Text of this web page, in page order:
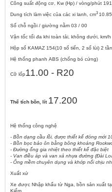
Công suất động cơ, Kw (Hp) / vòng/phút
Dung tích làm việc của các xi lanh, cm3
Số chỗ ngồi / giường nằm 03 / 00
Vận tốc tối đa khi toàn tải, không dưới, km/h
Hộp số KAMAZ 154(10 số tiến, 2 số lùi) 2
Hệ thống phanh ABS (chống bó cứng)
Cỡ lốp11.00 - R20
Thể tích bồn, lít 17.200
Hệ thống công nghệ
- Bồn dạng cầu lồi, được thiết kế đóng mới
- Bồn bọc bảo ôn bằng bông khoáng
- Đường ống gia nhiệt theo thiết kế đặc biệt
- Van điều áp và van xả nhựa đường (Đài
- Ống mềm chuyên dụng và khớp nối chịu
Xuất xứ
Xe được Nhập khẩu từ Nga, bồn sản xuất
Kiểm